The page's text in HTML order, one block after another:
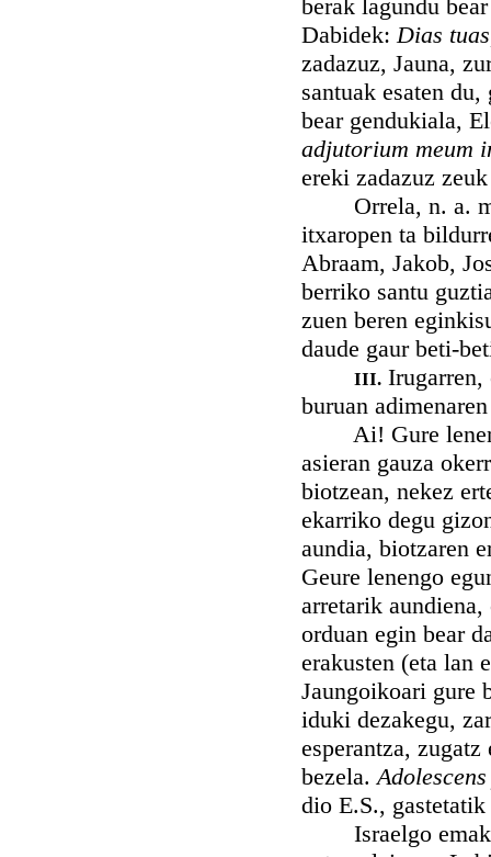
berak lagundu
Dabidek:Dias
zadazuz, Jauna,
santuak esaten
bear gendukiala,
adjutorium meum
ereki zadazuz
Orrela, n. a. m.,
itxaropen ta
Abraam, Jakob,
berriko santu
zuen beren
daude gaur beti-
III. Irugarren,
buruan
Ai! Gure
asieran gauza
biotzean, nekez
ekarriko degu
aundia, biotzaren
Geure lenengo
arretarik
orduan egin bear
erakusten (eta lan
Jaungoikoari gure
iduki dezakegu,
esperantza,
bezela.
dio E.S.,
Israelgo